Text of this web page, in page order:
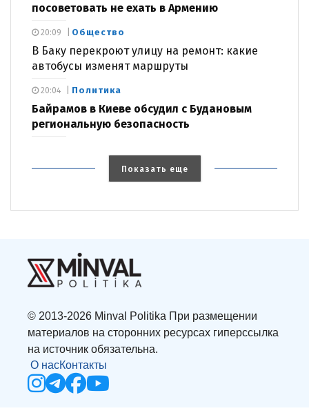
посоветовать не ехать в Армению
Общество
В Баку перекроют улицу на ремонт: какие
автобусы изменят маршруты
20:09
Политика
Байрамов в Киеве обсудил с Будановым
региональную безопасность
20:04
Показать еще
© 2013-2026 Minval Politika При размещении
материалов на сторонних ресурсах гиперссылка
на источник обязательна.
О насКонтакты